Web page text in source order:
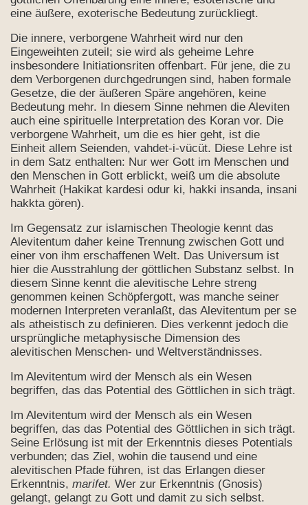
eine äußere, exoterische Bedeutung zurückliegt.
Die innere, verborgene Wahrheit wird nur den
Eingeweihten zuteil; sie wird als geheime Lehre
insbesondere Initiationsriten offenbart. Für jene, die zu
dem Verborgenen durchgedrungen sind, haben formale
Gesetze, die der äußeren Späre angehören, keine
Bedeutung mehr. In diesem Sinne nehmen die Aleviten
auch eine spirituelle Interpretation des Koran vor. Die
verborgene Wahrheit, um die es hier geht, ist die
Einheit allem Seienden, vahdet-i-vücüt. Diese Lehre ist
in dem Satz enthalten: Nur wer Gott im Menschen und
den Menschen in Gott erblickt, weiß um die absolute
Wahrheit (Hakikat kardesi odur ki, hakki insanda, insani
hakkta gören).
Im Gegensatz zur islamischen Theologie kennt das
Alevitentum daher keine Trennung zwischen Gott und
einer von ihm erschaffenen Welt. Das Universum ist
hier die Ausstrahlung der göttlichen Substanz selbst. In
diesem Sinne kennt die alevitische Lehre streng
genommen keinen Schöpfergott, was manche seiner
modernen Interpreten veranlaßt, das Alevitentum per se
als atheistisch zu definieren. Dies verkennt jedoch die
ursprüngliche metaphysische Dimension des
alevitischen Menschen- und Weltverständnisses.
Im Alevitentum wird der Mensch als ein Wesen
begriffen, das das Potential des Göttlichen in sich trägt.
Im Alevitentum wird der Mensch als ein Wesen
begriffen, das das Potential des Göttlichen in sich trägt.
Seine Erlösung ist mit der Erkenntnis dieses Potentials
verbunden; das Ziel, wohin die tausend und eine
alevitischen Pfade führen, ist das Erlangen dieser
Erkenntnis, marifet. Wer zur Erkenntnis (Gnosis)
gelangt, gelangt zu Gott und damit zu sich selbst.